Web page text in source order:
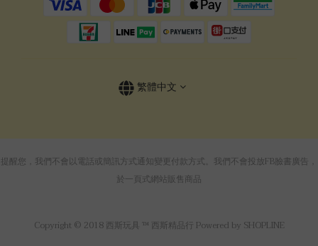
繁體中文
提醒您，我們不會以電話或簡訊方式通知變更付款方式。我們不會投放FB臉書廣告，
於一頁式網站販售商品
Copyright © 2018 西斯玩具 ™ 西斯精品行 Powered by SHOPLINE